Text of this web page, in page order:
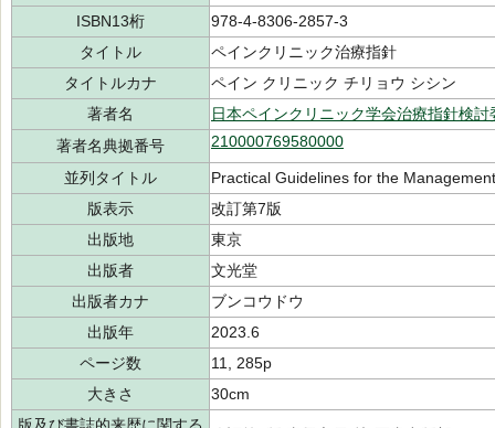
ISBN13桁
978-4-8306-2857-3
タイトル
ペインクリニック治療指針
タイトルカナ
ペイン クリニック チリョウ シシン
著者名
日本ペインクリニック学会治療指針検討
著者名典拠番号
210000769580000
並列タイトル
Practical Guidelines for the
版表示
改訂第7版
出版地
東京
出版者
文光堂
出版者カナ
ブンコウドウ
出版年
2023.6
ページ数
11, 285p
大きさ
30cm